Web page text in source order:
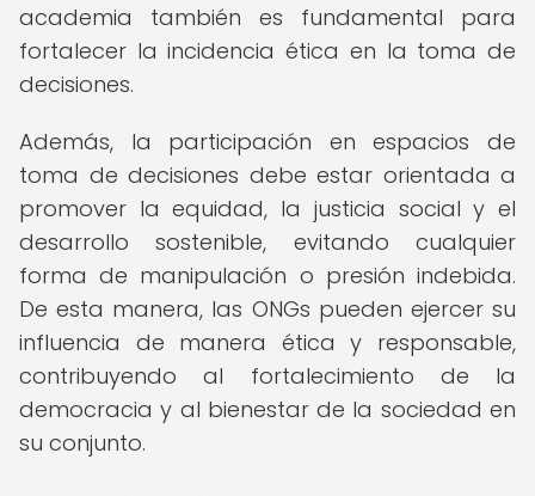
academia también es fundamental para
fortalecer la incidencia ética en la toma de
decisiones.
Además, la participación en espacios de
toma de decisiones debe estar orientada a
promover la equidad, la justicia social y el
desarrollo sostenible, evitando cualquier
forma de manipulación o presión indebida.
De esta manera, las ONGs pueden ejercer su
influencia de manera ética y responsable,
contribuyendo al fortalecimiento de la
democracia y al bienestar de la sociedad en
su conjunto.